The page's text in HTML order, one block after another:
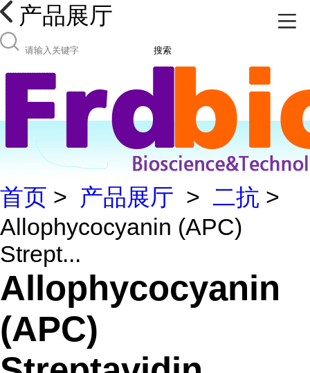
产品展厅
搜索
首页 > 产品展厅 > 二抗 >
Allophycocyanin (APC)
Strept...
Allophycocyanin
(APC)